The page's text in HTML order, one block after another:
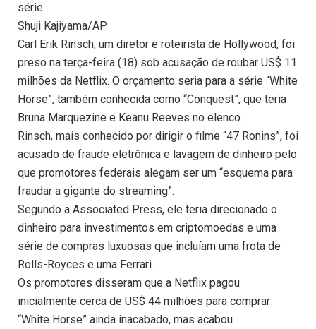
série
Shuji Kajiyama/AP
Carl Erik Rinsch, um diretor e roteirista de Hollywood, foi
preso na terça-feira (18) sob acusação de roubar US$ 11
milhões da Netflix. O orçamento seria para a série “White
Horse”, também conhecida como “Conquest”, que teria
Bruna Marquezine e Keanu Reeves no elenco.
Rinsch, mais conhecido por dirigir o filme “47 Ronins”, foi
acusado de fraude eletrônica e lavagem de dinheiro pelo
que promotores federais alegam ser um “esquema para
fraudar a gigante do streaming”.
Segundo a Associated Press, ele teria direcionado o
dinheiro para investimentos em criptomoedas e uma
série de compras luxuosas que incluíam uma frota de
Rolls-Royces e uma Ferrari.
Os promotores disseram que a Netflix pagou
inicialmente cerca de US$ 44 milhões para comprar
“White Horse” ainda inacabado, mas acabou